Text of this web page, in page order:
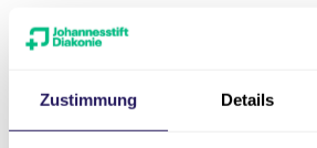
Zustimmung Details